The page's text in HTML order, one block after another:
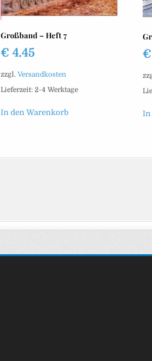
Großband – Heft 7
€ 4.45
zzgl. Versandkosten
Lieferzeit: 2-4 Werktage
In den Warenkorb
€
In